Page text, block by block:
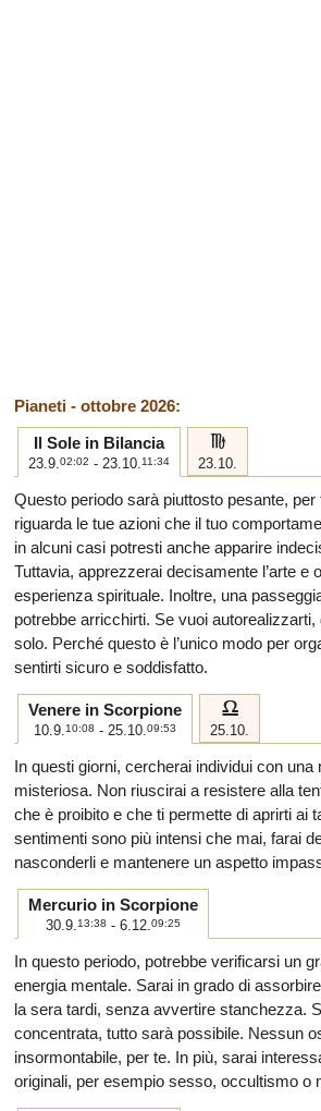
Pianeti - ottobre 2026:
Il Sole in Bilancia
23.9.02:02 - 23.10.11:34
h
23.10.
Questo periodo sarà piuttosto pesante, per
riguarda le tue azioni che il tuo
in alcuni casi potresti anche apparire
Tuttavia, apprezzerai decisamente l’arte e
esperienza spirituale. Inoltre, una
potrebbe arricchirti. Se vuoi
solo. Perché questo è l’unico modo per
sentirti sicuro e soddisfatto.
Venere in Scorpione
10.9.10:08 - 25.10.09:53
g
25.10.
In questi giorni, cercherai individui con
misteriosa. Non riuscirai a resistere alla
che è proibito e che ti permette di aprirti ai
sentimenti sono più intensi che mai, farai
nasconderli e mantenere un aspetto
Mercurio in Scorpione
30.9.13:38 - 6.12.09:25
In questo periodo, potrebbe verificarsi un
energia mentale. Sarai in grado di
la sera tardi, senza avvertire stanchezza.
concentrata, tutto sarà possibile. Nessun
insormontabile, per te. In più, sarai
originali, per esempio sesso, occultismo o